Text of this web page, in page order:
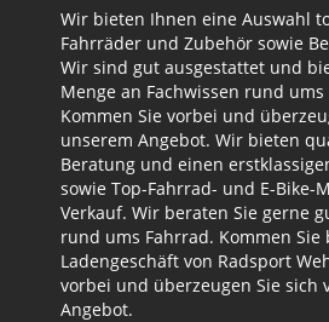
Wir bieten Ihnen eine Auswahl
Fahrräder und Zubehör sowie
Wir sind gut ausgestattet und
Menge an Fachwissen rund
Kommen Sie vorbei und
unserem Angebot. Wir bieten
Beratung und einen
sowie Top-Fahrrad- und E-Bike-
Verkauf. Wir beraten Sie gerne
rund ums Fahrrad. Kommen Sie
Ladengeschäft von Radsport
vorbei und überzeugen Sie sich
Angebot.